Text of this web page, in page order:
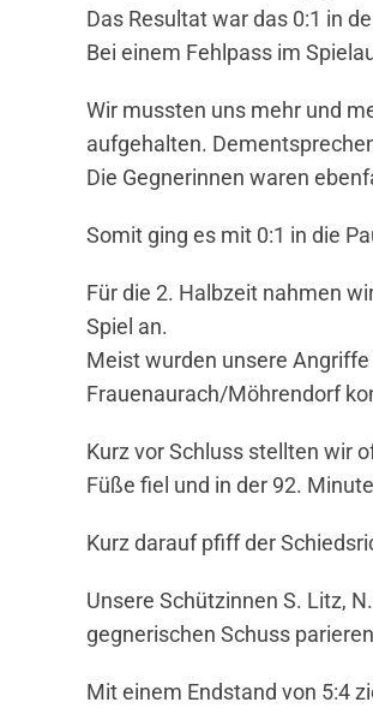
Das Resultat war das 0:1 in
Bei einem Fehlpass im
Wir mussten uns mehr und
aufgehalten.
Die Gegnerinnen waren
Somit ging es mit 0:1 in die
Für die 2. Halbzeit nahmen
Spiel an.
Meist wurden unsere
Frauenaurach/Möhrendorf
Kurz vor Schluss stellten wir
Füße fiel und in der 92.
Kurz darauf pfiff der
Unsere Schützinnen S. Litz,
gegnerischen Schuss
Mit einem Endstand von 5:4